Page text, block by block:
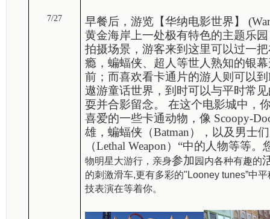
7/27
早餐后，游览【华纳电影世界】
黄金海岸上一处极有特色的主题乐
拍摄场景，游客来到这里可以过一
瘾，蝙蝠侠、超人等世人熟知的银
前；而喜欢看卡通片的游人则可以到
遨游童话世界，到时可以与平时常
耍并合影留念。 在这个电影城中，
喜爱的一些卡通动物，像 Scoopy-
雄，蝙蝠侠（Batman），以及男士
（Lethal Weapon）“中的人物等等。
物明星大游行，亲身参加 园内各种有趣的
的刺激滑车,更有多彩的"Looney tunes”中
技表演在等着你。